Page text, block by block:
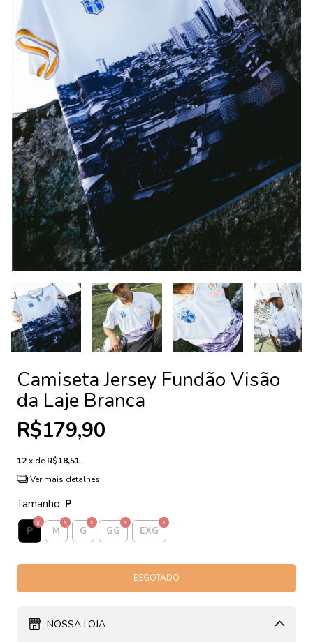
Camiseta Jersey Fundão Visão
da Laje Branca
R$179,90
12x deR$18,51
Ver mais detalhes
Tamanho: P
P M G GG EXG
NOSSA LOJA